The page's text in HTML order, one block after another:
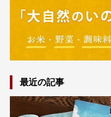
最近の記事